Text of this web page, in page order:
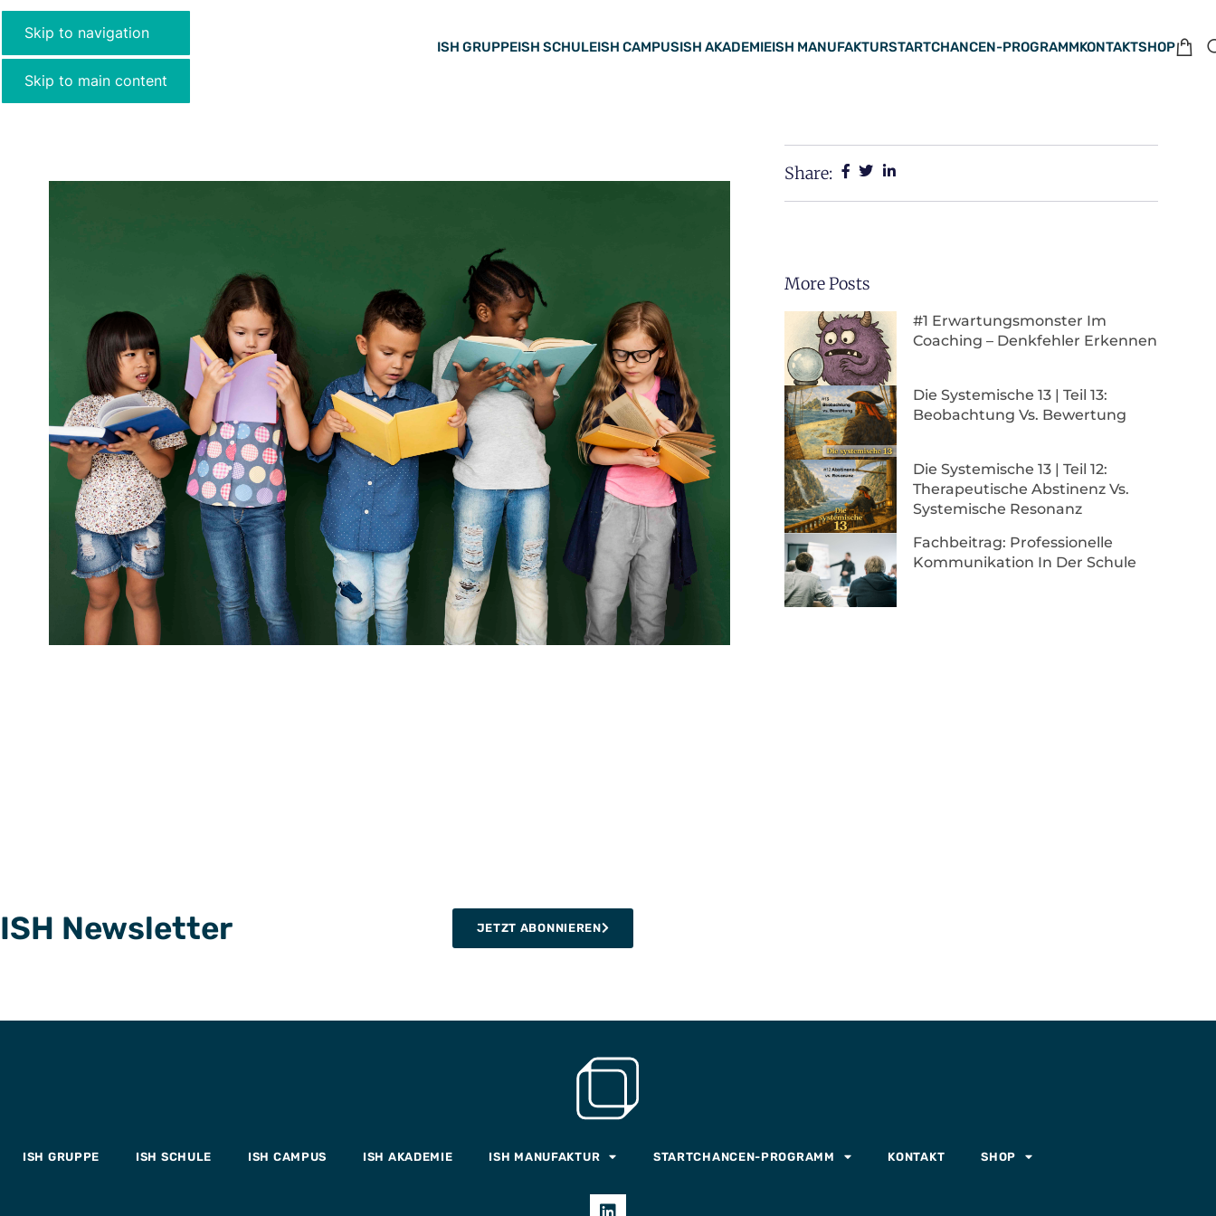
Skip to navigation
Skip to main content
ISH GRUPPEISH SCHULEISH CAMPUSISH AKADEMIEISH MANUFAKTURSTARTCHANCEN-PROGRAMMKONTAKTSHOP
Share:
More Posts
#1 Erwartungsmonster Im
Coaching – Denkfehler Erkennen
Die Systemische 13 | Teil 13:
Beobachtung Vs. Bewertung
Die Systemische 13 | Teil 12:
Therapeutische Abstinenz Vs.
Systemische Resonanz
Fachbeitrag: Professionelle
Kommunikation In Der Schule
ISH Newsletter JETZT ABONNIEREN
ISH GRUPPE ISH SCHULE ISH CAMPUS ISH AKADEMIE ISH MANUFAKTUR STARTCHANCEN-PROGRAMM KONTAKT SHOP